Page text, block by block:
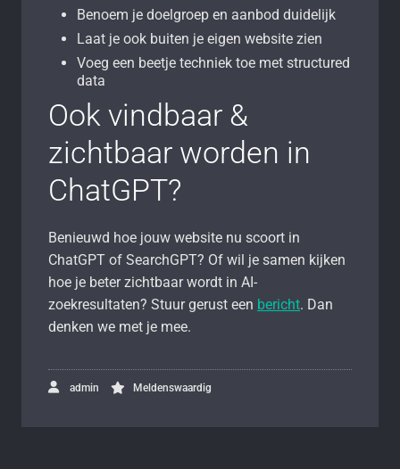
Benoem je doelgroep en aanbod duidelijk
Laat je ook buiten je eigen website zien
Voeg een beetje techniek toe met structured
data
Ook vindbaar &
zichtbaar worden in
ChatGPT?
Benieuwd hoe jouw website nu scoort in
ChatGPT of SearchGPT? Of wil je samen kijken
hoe je beter zichtbaar wordt in AI-
zoekresultaten? Stuur gerust een bericht. Dan
denken we met je mee.
admin Meldenswaardig